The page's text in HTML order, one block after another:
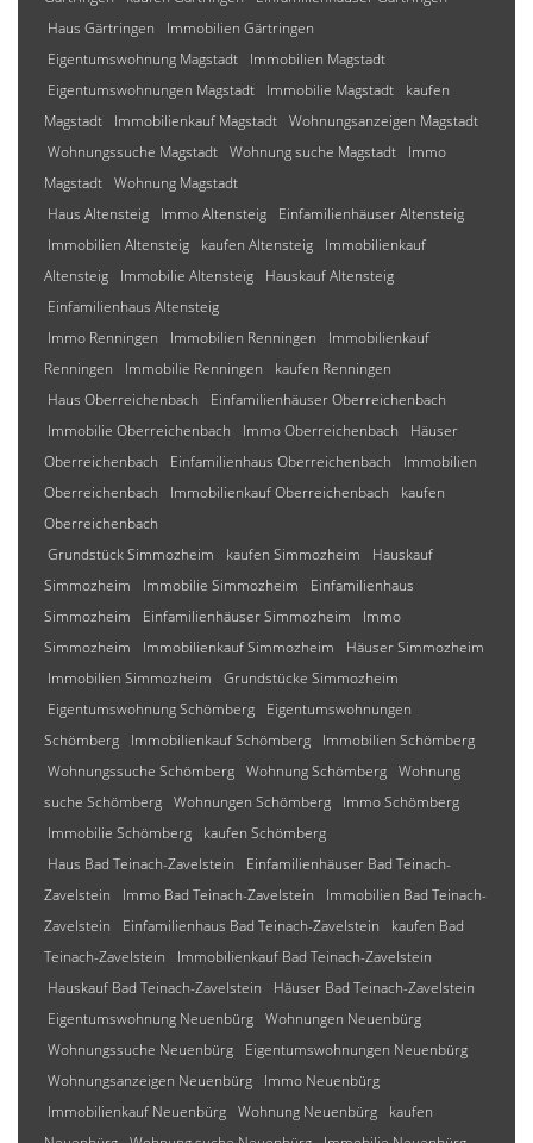
Haus Gärtringen
Immobilien Gärtringen
Eigentumswohnung Magstadt
Immobilien Magstadt
Eigentumswohnungen Magstadt
Immobilie Magstadt
kaufen
Magstadt
Immobilienkauf Magstadt Wohnungsanzeigen Magstadt
Wohnungssuche Magstadt Wohnung suche Magstadt
Immo
Magstadt Wohnung Magstadt
Haus Altensteig
Immo Altensteig
Einfamilienhäuser Altensteig
Immobilien Altensteig
kaufen Altensteig
Immobilienkauf
Altensteig
Immobilie Altensteig
Hauskauf Altensteig
Einfamilienhaus Altensteig
Immo Renningen
Immobilien Renningen
Immobilienkauf
Renningen
Immobilie Renningen
kaufen Renningen
Haus Oberreichenbach
Einfamilienhäuser Oberreichenbach
Immobilie Oberreichenbach
Immo Oberreichenbach
Häuser
Oberreichenbach
Einfamilienhaus Oberreichenbach
Immobilien
Oberreichenbach
Immobilienkauf Oberreichenbach
kaufen
Oberreichenbach
Grundstück Simmozheim
kaufen Simmozheim
Hauskauf
Simmozheim
Immobilie Simmozheim
Einfamilienhaus
Simmozheim
Einfamilienhäuser Simmozheim
Immo
Simmozheim
Immobilienkauf Simmozheim
Häuser Simmozheim
Immobilien Simmozheim
Grundstücke Simmozheim
Eigentumswohnung Schömberg
Eigentumswohnungen
Schömberg
Immobilienkauf Schömberg
Immobilien Schömberg
Wohnungssuche Schömberg Wohnung Schömberg Wohnung
suche Schömberg Wohnungen Schömberg
Immo Schömberg
Immobilie Schömberg
kaufen Schömberg
Haus Bad Teinach-Zavelstein
Einfamilienhäuser Bad Teinach-
Zavelstein
Immo Bad Teinach-Zavelstein
Immobilien Bad Teinach-
Zavelstein
Einfamilienhaus Bad Teinach-Zavelstein
kaufen Bad
Teinach-Zavelstein
Immobilienkauf Bad Teinach-Zavelstein
Hauskauf Bad Teinach-Zavelstein
Häuser Bad Teinach-Zavelstein
Eigentumswohnung Neuenbürg Wohnungen Neuenbürg
Wohnungssuche Neuenbürg
Eigentumswohnungen Neuenbürg
Wohnungsanzeigen Neuenbürg
Immo Neuenbürg
Immobilienkauf Neuenbürg Wohnung Neuenbürg
kaufen